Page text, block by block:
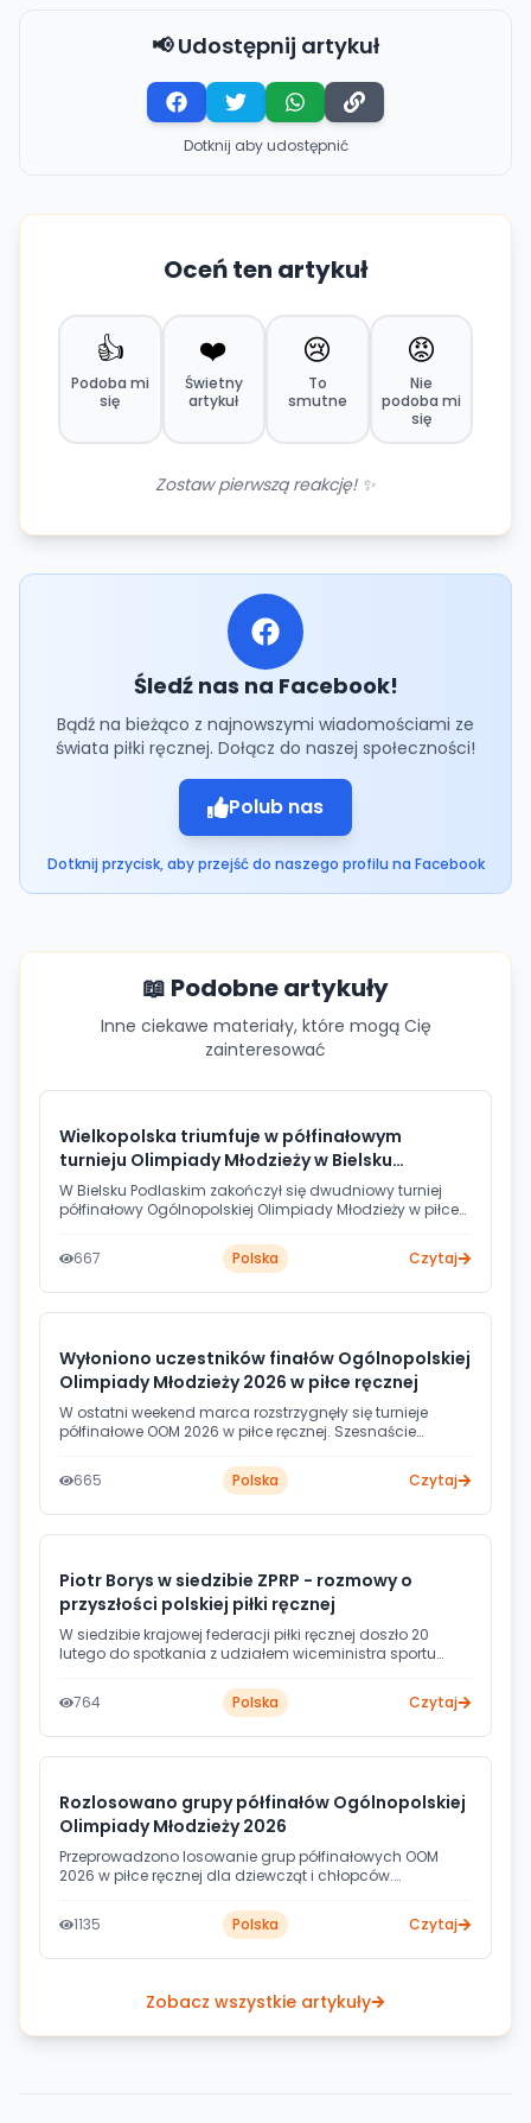
📢 Udostępnij artykuł
Dotknij aby udostępnić
Oceń ten artykuł
👍
Podoba mi
się
❤️
Świetny
artykuł
😢
To
smutne
😡
Nie
podoba mi
się
Zostaw pierwszą reakcję! ✨
Śledź nas na Facebook!
Bądź na bieżąco z najnowszymi wiadomościami ze
świata piłki ręcznej. Dołącz do naszej społeczności!
Polub nas
Dotknij przycisk, aby przejść do naszego profilu na Facebook
📖 Podobne artykuły
Inne ciekawe materiały, które mogą Cię
zainteresować
Wielkopolska triumfuje w półfinałowym
turnieju Olimpiady Młodzieży w Bielsku
Podlaskim
W Bielsku Podlaskim zakończył się dwudniowy turniej
półfinałowy Ogólnopolskiej Olimpiady Młodzieży w piłce
która wraz z drużyną Warmińsko-Mazurskiego
awansowała do finału. Gospodarze turnieju uplasowali
667 Polska Czytaj
Wyłoniono uczestników finałów Ogólnopolskiej
Olimpiady Młodzieży 2026 w piłce ręcznej
W ostatni weekend marca rozstrzygnęły się turnieje
półfinałowe OOM 2026 w piłce ręcznej. Szesnaście
i chłopców - wywalczyło prawo gry w majowych
finałach, które odbędą się w Łodzi.
665 Polska Czytaj
Piotr Borys w siedzibie ZPRP - rozmowy o
przyszłości polskiej piłki ręcznej
W siedzibie krajowej federacji piłki ręcznej doszło 20
lutego do spotkania z udziałem wiceministra sportu
Sławomirem Szmalem. Rozmowy dotyczyły kontynuacji
wspólnych działań na rzecz odbudowy dyscypliny w
764 Polska Czytaj
Rozlosowano grupy półfinałów Ogólnopolskiej
Olimpiady Młodzieży 2026
Przeprowadzono losowanie grup półfinałowych OOM
2026 w piłce ręcznej dla dziewcząt i chłopców.
przygotowań męskiej kadry narodowej do EHF EURO
2026, a losów szesnastu wojewódzkich drużyn dokonali
1135 Polska Czytaj
Zobacz wszystkie artykuły